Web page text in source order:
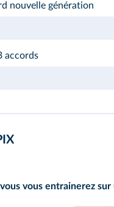
nouvelle génération
accords
vous entrainerez